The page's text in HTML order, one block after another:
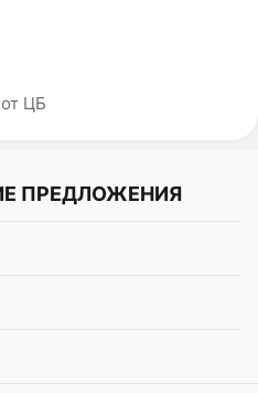
ЦБ
ПРЕДЛОЖЕНИЯ